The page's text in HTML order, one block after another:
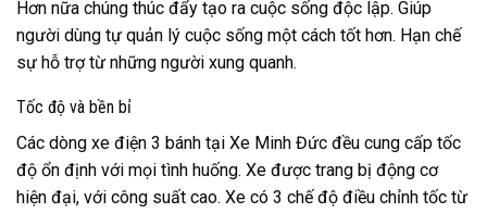
Hơn nữa chúng thúc đẩy tạo ra cuộc sống độc lập. Giúp
người dùng tự quản lý cuộc sống một cách tốt hơn. Hạn chế
sự hỗ trợ từ những người xung quanh.
Tốc độ và bền bỉ
Các dòng xe điện 3 bánh tại Xe Minh Đức đều cung cấp tốc
độ ổn định với mọi tình huống. Xe được trang bị động cơ
hiện đại, với công suất cao. Xe có 3 chế độ điều chỉnh tốc từ